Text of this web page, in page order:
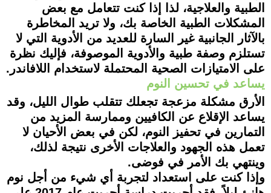
الطبية والعلاجية، لذا إذا كنت تتعامل مع بعض
المشكلات الطبية الخاصة بك، ولا تريد المخاطرة
بالآثار الجانبية غير السارة للعديد من الأدوية التي لا
تستلزم وصفة طبية والأدوية الموصوفة، فإليك نظرة
على الامتيازات الصحية المحتملة لاستخدام اللافاندر.
يساعد في تحسين النوم
الأرق مشكلة مزعجة تجعلك تتقلب طوال الليل، وقد
يساعد الإقلاع عن الكافيين وممارسة المزيد من
التمارين في تحفيز النوم، لكن في بعض الأحيان لا
تعمل هذه الجهود والعلاجات الأخرى نتيجة لذلك،
وينتهي بك الأمر في فوضى.
وإذا كنت على استعداد لتجربة أي شيء من أجل نوم